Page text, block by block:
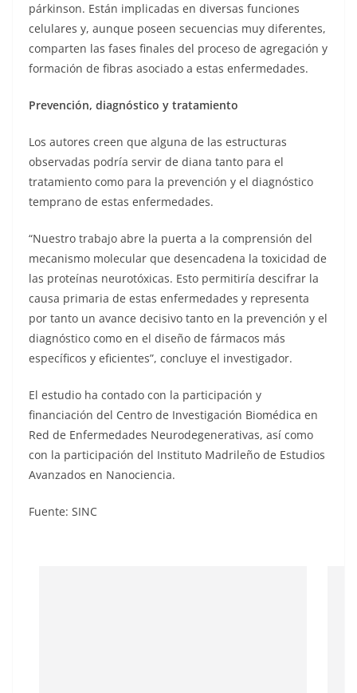
párkinson. Están implicadas en diversas funciones
celulares y, aunque poseen secuencias muy diferentes,
comparten las fases finales del proceso de agregación y
formación de fibras asociado a estas enfermedades.
Prevención, diagnóstico y tratamiento
Los autores creen que alguna de las estructuras
observadas podría servir de diana tanto para el
tratamiento como para la prevención y el diagnóstico
temprano de estas enfermedades.
“Nuestro trabajo abre la puerta a la comprensión del
mecanismo molecular que desencadena la toxicidad de
las proteínas neurotóxicas. Esto permitiría descifrar la
causa primaria de estas enfermedades y representa
por tanto un avance decisivo tanto en la prevención y el
diagnóstico como en el diseño de fármacos más
específicos y eficientes”, concluye el investigador.
El estudio ha contado con la participación y
financiación del Centro de Investigación Biomédica en
Red de Enfermedades Neurodegenerativas, así como
con la participación del Instituto Madrileño de Estudios
Avanzados en Nanociencia.
Fuente: SINC